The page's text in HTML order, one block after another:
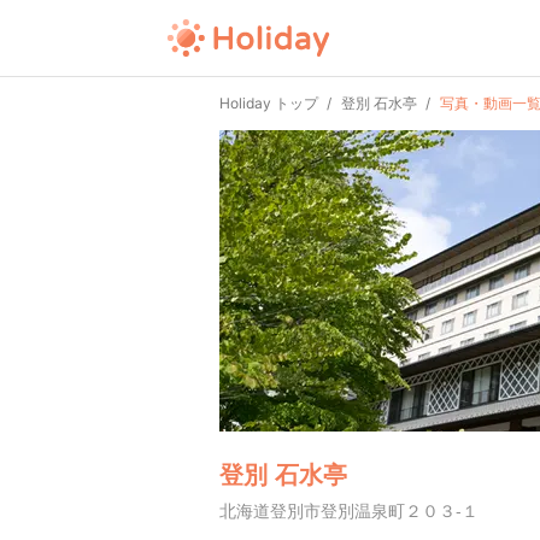
Holiday トップ 登別 石水亭 写真・動画一覧
登別 石水亭
北海道登別市登別温泉町２０３-１